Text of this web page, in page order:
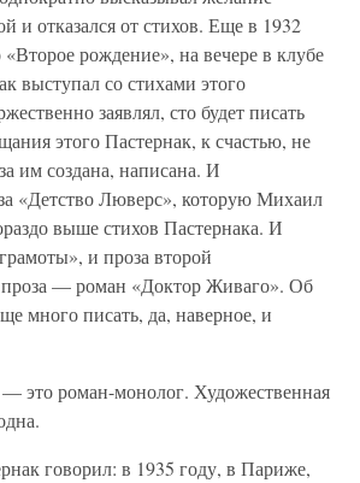
и отказался от стихов. Еще в 1932
рождение», на вечере в клубе
выступал со стихами этого
заявлял, сто будет писать
этого Пастернак, к счастью, не
им создана, написана. И
«Детство Люверс», которую Михаил
выше стихов Пастернака. И
и проза второй
— роман «Доктор Живаго». Об
много писать, да, наверное, и
это роман-монолог. Художественная
говорил: в 1935 году, в Париже,